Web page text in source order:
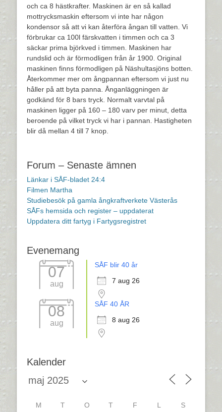
och ca 8 hästkrafter. Maskinen är en så kallad
mottrycksmaskin eftersom vi inte har någon
kondensor så att vi kan återföra ångan till vatten. Vi
förbrukar ca 100l färskvatten i timmen och ca 3
säckar prima björkved i timmen. Maskinen har
rundslid och är förmodligen från år 1900. Original
maskinen finns förmodligen på Näshultasjöns botten.
Återkommer mer om ångpannan eftersom vi just nu
håller på att byta panna. Ånganläggningen är
godkänd för 8 bars tryck. Normalt varvtal på
maskinen ligger på 160 – 180 varv per minut, detta
beroende på vilket tryck vi har i pannan. Hastigheten
blir då mellan 4 till 7 knop.
Forum – Senaste ämnen
Länkar i SÅF-bladet 24:4
Filmen Martha
Studiebesök på gamla ångkraftverkete Västerås
SÅFs hemsida och register – uppdaterat
Uppdatera ditt fartyg i Fartygsregistret
Evenemang
07
aug
SÅF blir 40 år
7 aug 26
08
aug
SÅF 40 ÅR
8 aug 26
Kalender
M T O T F L S